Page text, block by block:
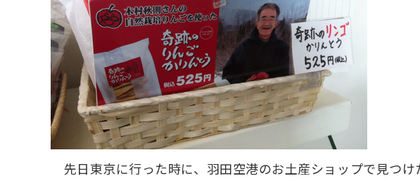
先日東京に行った時に、羽田空港のお土産ショップで見つ